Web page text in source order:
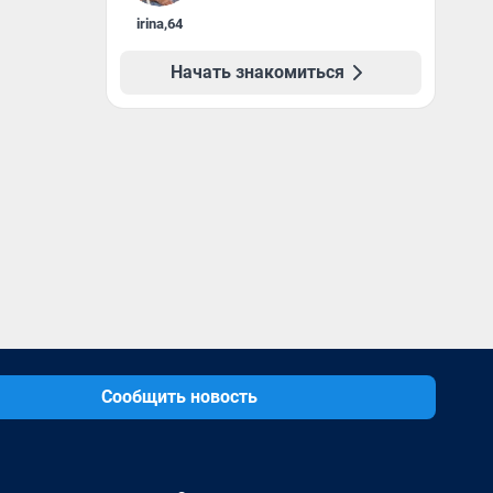
irina,64
Начать знакомиться
Сообщить новость